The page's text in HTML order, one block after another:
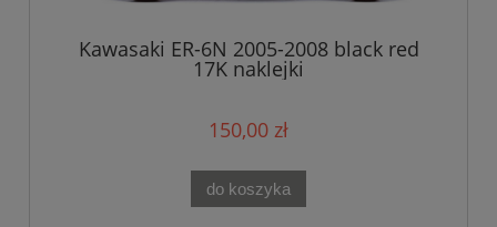
Kawasaki ER-6N 2005-2008 black red
17K naklejki
150,00 zł
do koszyka